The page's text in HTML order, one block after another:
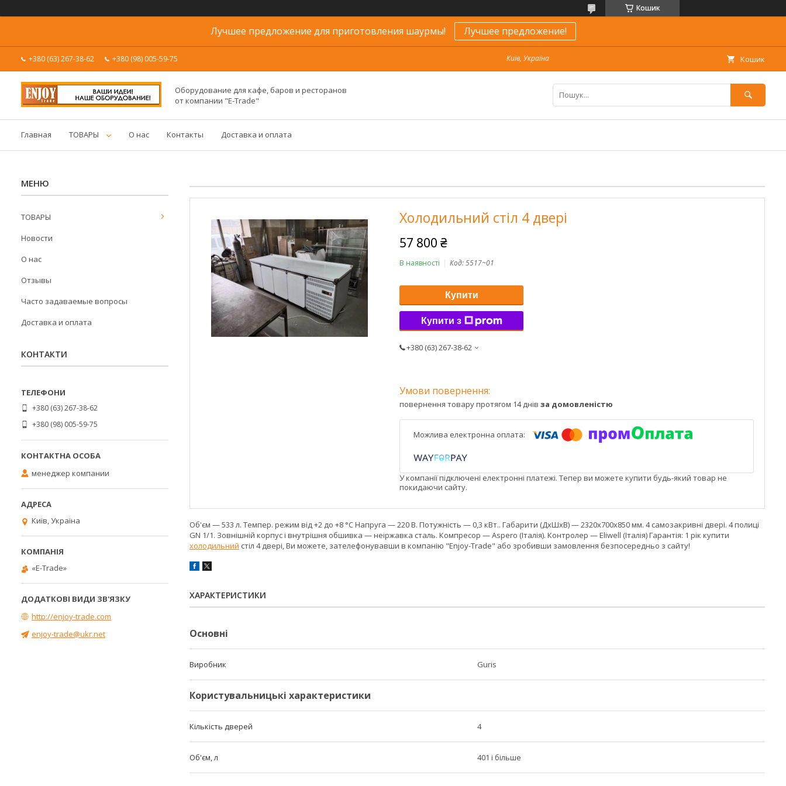
Кошик
Лучшее предложение для приготовления шаурмы! Лучшее предложение!
+380 (63) 267-38-62 +380 (98) 005-59-75 Київ, Україна Кошик
Оборудование для кафе, баров и ресторанов
от компании "E-Trade"
Главная ТОВАРЫ О нас Контакты Доставка и оплата
Холодильний стіл 4 двері
57 800 ₴
В наявності Код:5517~01
Купити
Купити з
+380 (63) 267-38-62
повернення товару протягом 14 днів за домовленістю
У компанії підключені електронні платежі. Тепер ви можете купити будь-який товар не
покидаючи сайту.
Об'єм — 533 л. Темпер. режим від +2 до +8 °C Напруга — 220 В. Потужність — 0,3 кВт.. Габарити (ДхШхВ) — 2320x700x850 мм. 4 самозакривні двері. 4 полиці
GN 1/1. Зовнішній корпус і внутрішня обшивка — неіржавка сталь. Компресор — Aspero (Італія). Контролер — Eliwell (Італія) Гарантія: 1 рік купити
холодильний стіл 4 двері, Ви можете, зателефонувавши в компанію "Enjoy-Trade" або зробивши замовлення безпосередньо з сайту!
ХАРАКТЕРИСТИКИ
Основні
Виробник Guris
Користувальницькі характеристики
Кількість дверей 4
Об'єм, л 401 і більше
ТОВАРЫ
Новости
О нас
Отзывы
Часто задаваемые вопросы
Доставка и оплата
КОНТАКТИ
+380 (63) 267-38-62
+380 (98) 005-59-75
менеджер компании
Київ, Україна
«E-Trade»
http://enjoy-trade.com
enjoy-trade@ukr.net